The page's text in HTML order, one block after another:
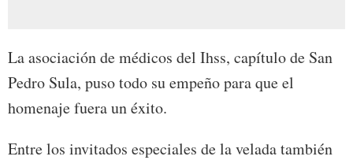
La asociación de médicos del Ihss, capítulo de San
Pedro Sula, puso todo su empeño para que el
homenaje fuera un éxito.
Entre los invitados especiales de la velada también